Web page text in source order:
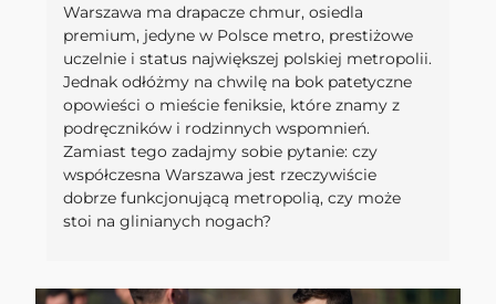
Warszawa ma drapacze chmur, osiedla
premium, jedyne w Polsce metro, prestiżowe
uczelnie i status największej polskiej metropolii.
Jednak odłóżmy na chwilę na bok patetyczne
opowieści o mieście feniksie, które znamy z
podręczników i rodzinnych wspomnień.
Zamiast tego zadajmy sobie pytanie: czy
współczesna Warszawa jest rzeczywiście
dobrze funkcjonującą metropolią, czy może
stoi na glinianych nogach?